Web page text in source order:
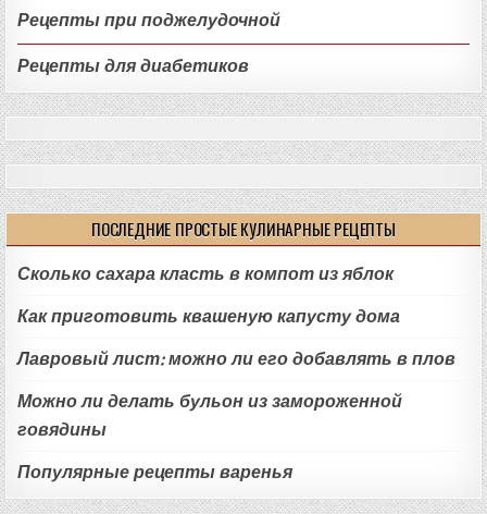
Рецепты при поджелудочной
Рецепты для диабетиков
ПОСЛЕДНИЕ ПРОСТЫЕ КУЛИНАРНЫЕ РЕЦЕПТЫ
Сколько сахара класть в компот из яблок
Как приготовить квашеную капусту дома
Лавровый лист: можно ли его добавлять в плов
Можно ли делать бульон из замороженной
говядины
Популярные рецепты варенья